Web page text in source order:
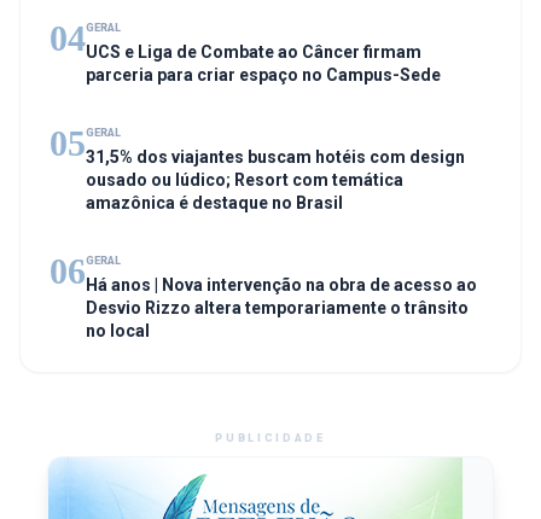
04GERAL
UCS e Liga de Combate ao Câncer firmam
parceria para criar espaço no Campus-Sede
05GERAL
31,5% dos viajantes buscam hotéis com design
ousado ou lúdico; Resort com temática
amazônica é destaque no Brasil
06GERAL
Há anos | Nova intervenção na obra de acesso ao
Desvio Rizzo altera temporariamente o trânsito
no local
PUBLICIDADE